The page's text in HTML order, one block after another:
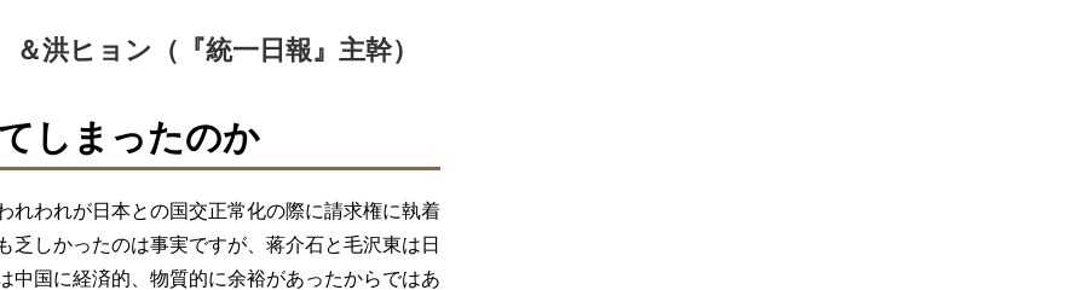
洪ヒョン（『統一日報』主幹）
しまったのか
れわれが日本との国交正常化の際に請求権に執着
乏しかったのは事実ですが、蒋介石と毛沢東は日
中国に経済的、物質的に余裕があったからではあ